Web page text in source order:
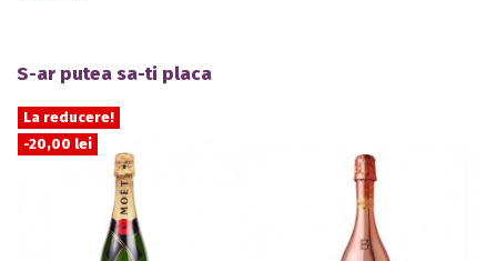
S-ar putea sa-ti placa
La reducere!
-20,00 lei